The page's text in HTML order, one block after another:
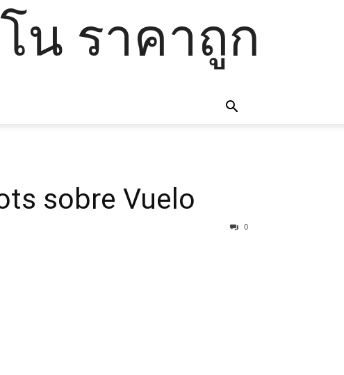
น ราคาถูก
sobre Vuelo
0